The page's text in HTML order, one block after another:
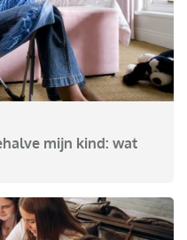
mijn kind: wat